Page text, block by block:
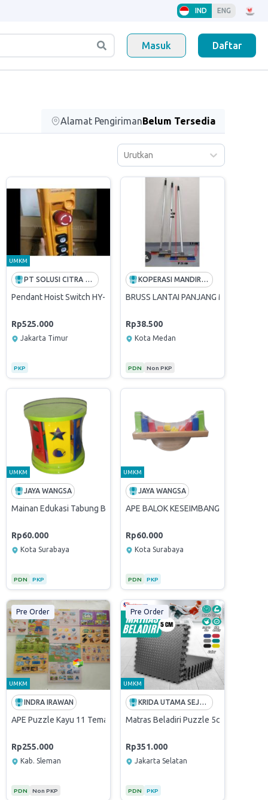
IND ENG
Masuk Daftar
Alamat PengirimanBelum Tersedia
Urutkan
UMKM
PT SOLUSI CITRA OPPORTUNITY -FREE ONGKIR INDONESIA
Pendant Hoist Switch HY-1026SDDD HY1026SDDD Hanyoung Nux
Rp525.000
Jakarta Timur
PKP
KOPERASI MANDIRI BALAI KOTA MEDAN
BRUSS LANTAI PANJANG MERK
Rp38.500
Kota Medan
PDN Non PKP
UMKM
JAYA WANGSA
Mainan Edukasi Tabung Bentuk dan Warna
Rp60.000
Kota Surabaya
PDN PKP
UMKM
JAYA WANGSA
APE BALOK KESEIMBANGAN KAYU
Rp60.000
Kota Surabaya
PDN PKP
Pre Order
UMKM
INDRA IRAWAN
APE Puzzle Kayu 11 Tema PAUD Alat Peraga Edukasi Anak TK
Rp255.000
Kab. Sleman
PDN Non PKP
Pre Order
UMKM
KRIDA UTAMA SEJAHTERA
Matras Beladiri Puzzle 5cm (Pencak
Rp351.000
Jakarta Selatan
PDN PKP